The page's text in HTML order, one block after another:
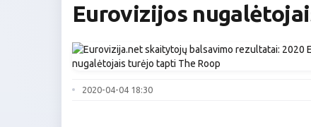
Eurovizijos
2020-04-04 18:30